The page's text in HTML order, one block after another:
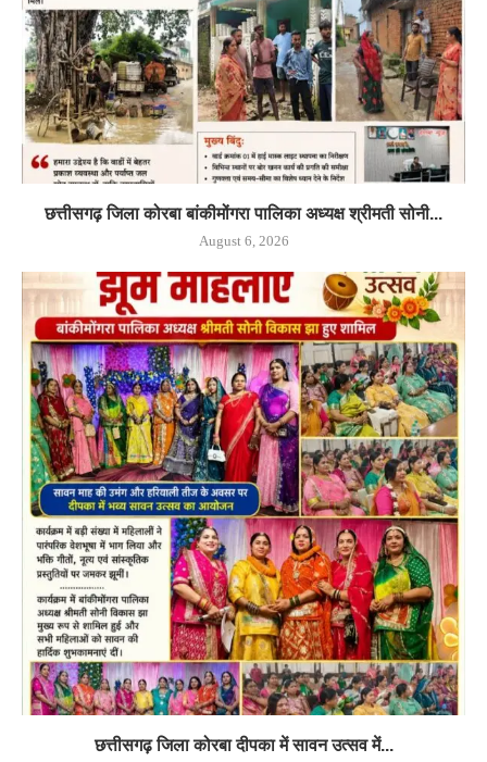
छत्तीसगढ़ जिला कोरबा बांकीमोंगरा पालिका अध्यक्ष श्रीमती सोनी...
August 6, 2026
छत्तीसगढ़ जिला कोरबा दीपका में सावन उत्सव में...